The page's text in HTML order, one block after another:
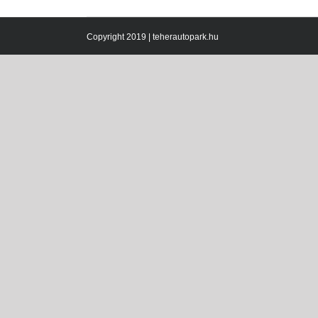
Copyright 2019 | teherautopark.hu